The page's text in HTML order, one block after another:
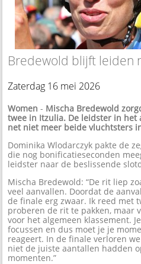
Bredewold blijft leiden
Zaterdag 16 mei 2026
Women - Mischa Bredewold
twee in Itzulia. De leidster in het
net niet meer beide vluchtsters
Dominika Wlodarczyk pakte de
die nog bonificatieseconden
leidster naar de beslissende
Mischa Bredewold: “De rit liep
veel aanvallen. Doordat de
de finale erg zwaar. Ik reed met
proberen de rit te pakken, maar
voor het algemeen klassement.
focussen en dus moet je je
reageert. In de finale verloren
niet de juiste aantallen hadden
momenten.”